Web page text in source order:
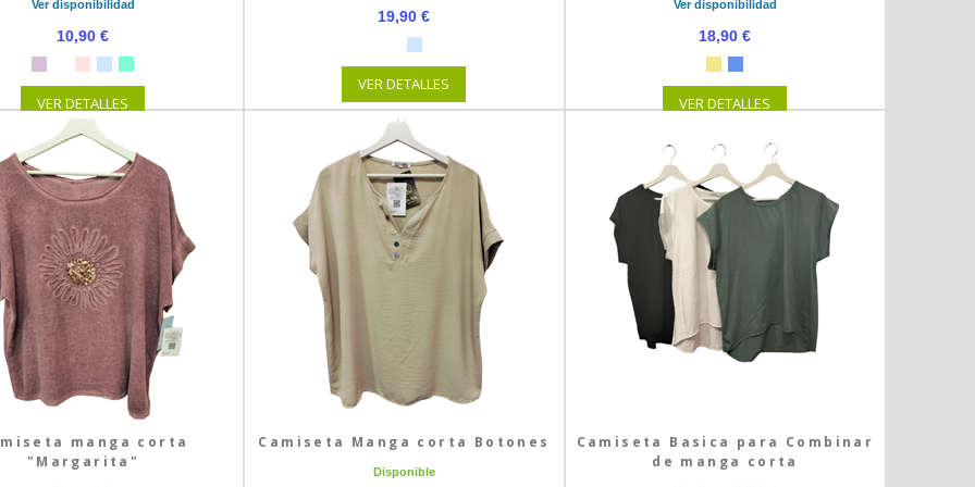
Ver disponibilidad
10,90 €
VER DETALLES
19,90 €
VER DETALLES
Ver disponibilidad
18,90 €
VER DETALLES
manga corta
"Margarita"
Camiseta Manga corta Botones
Disponible
Camiseta Basica para Combinar
de manga corta